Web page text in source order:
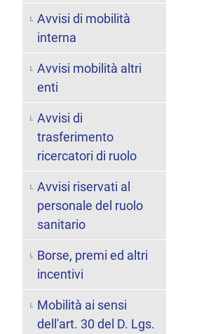
Avvisi di mobilità
interna
Avvisi mobilità altri
enti
Avvisi di
trasferimento
ricercatori di ruolo
Avvisi riservati al
personale del ruolo
sanitario
Borse, premi ed altri
incentivi
Mobilità ai sensi
dell'art. 30 del D. Lgs.